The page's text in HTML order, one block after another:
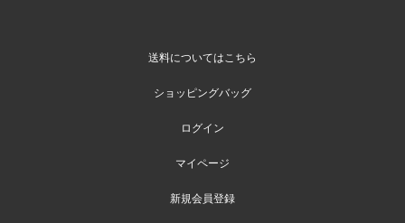
送料についてはこちら
ショッピングバッグ
ログイン
マイページ
新規会員登録